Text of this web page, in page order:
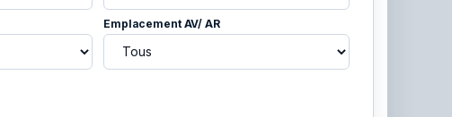
Emplacement AV/ AR